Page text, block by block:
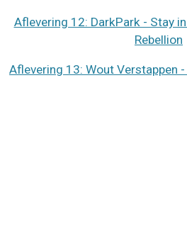
Aflevering 12: DarkPark - Stay
Rebellion
Aflevering 13: Wout Verstappen